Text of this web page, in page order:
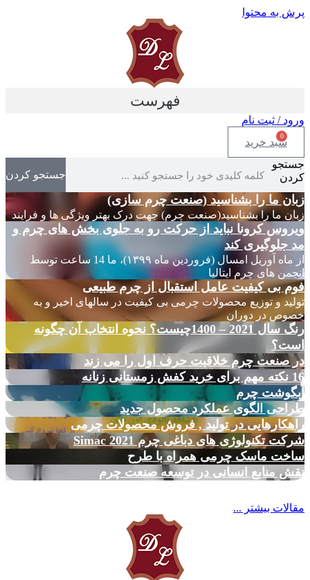
پرش به محتوا
فهرست
ورود / ثبت نام
0
سبد خرید
جستجو
کردن
جستجو کردن
زبان ما را بشناسید (صنعت چرم سازی)
زبان ما را بشناسید(صنعت چرم) جهت درک بهتر ویژگی ها و فرایند
ویروس کرونا نباید از حرکت رو به جلوی بخش های چرم و
مد جلوگیری کند
از ماه آوریل امسال (فروردین ماه ۱۳۹۹)، ما 14 ساعت توسط
انجمن های چرم ایتالیا
فوم بی کیفیت عامل استقبال از چرم طبیعی
تولید و توزیع محصولات چرمی بی کیفیت در سالهای اخیر و به
خصوص در دوران
رنگ سال 2021 – 1400چیست؟ نحوه انتخاب آن چگونه
است؟
در صنعت چرم خلاقیت حرف اول را می زند
16 نکته مهم برای خرید کفش زمستانی زنانه
آبگوشت چرم
طراحی الگوی عملکرد محصول جدید
راهکارهایی در تولید , فروش محصولات چرمی
شرکت تکنولوژی های دباغی چرم Simac 2021
ساخت ماسک چرمی همراه با طرح
نقش منابع انسانی در توسعه صنعت چرم
مقالات بیشتر ...